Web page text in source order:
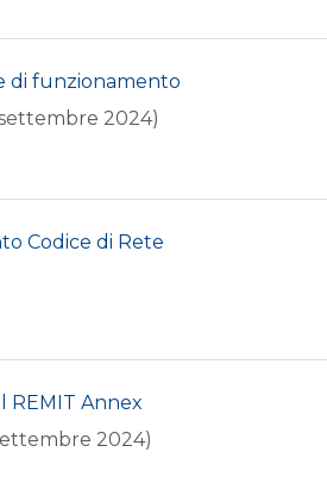
di funzionamento
2024)
Codice di Rete
REMIT Annex
2024)